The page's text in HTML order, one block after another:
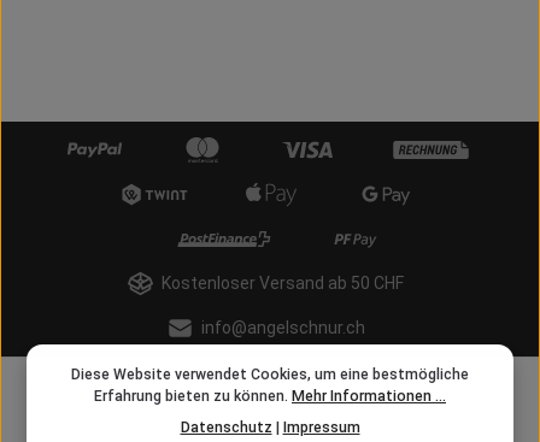
Kostenloser Versand ab 50 CHF
info@angelschnur.ch
Diese Website verwendet Cookies, um eine bestmögliche
Erfahrung bieten zu können. Mehr Informationen ...
Datenschutz | Impressum